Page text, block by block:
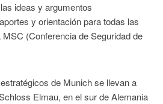
ideas y argumentos
y orientación para todas las
(Conferencia de Seguridad de
de Munich se llevan a
Elmau, en el sur de Alemania